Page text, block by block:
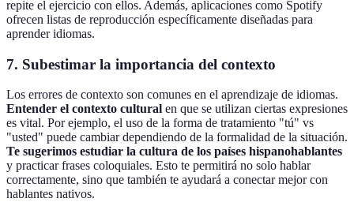
repite el ejercicio con ellos. Además, aplicaciones como Spotify
ofrecen listas de reproducción específicamente diseñadas para
aprender idiomas.
7. Subestimar la importancia del contexto
Los errores de contexto son comunes en el aprendizaje de idiomas.
Entender el contexto cultural en que se utilizan ciertas expresiones
es vital. Por ejemplo, el uso de la forma de tratamiento "tú" vs
"usted" puede cambiar dependiendo de la formalidad de la situación.
Te sugerimos estudiar la cultura de los países hispanohablantes
y practicar frases coloquiales. Esto te permitirá no solo hablar
correctamente, sino que también te ayudará a conectar mejor con
hablantes nativos.